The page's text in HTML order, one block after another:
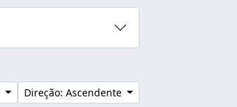
Direção: Ascendente